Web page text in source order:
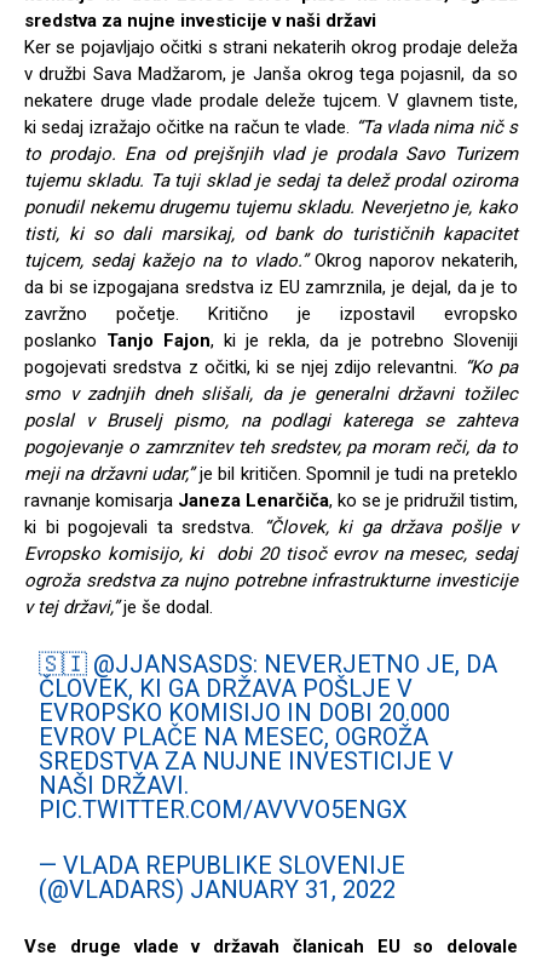
sredstva za nujne investicije v naši državi
Ker se pojavljajo očitki s strani nekaterih okrog prodaje deleža
v družbi Sava Madžarom, je Janša okrog tega pojasnil, da so
nekatere druge vlade prodale deleže tujcem. V glavnem tiste,
ki sedaj izražajo očitke na račun te vlade. “Ta vlada nima nič s
to prodajo. Ena od prejšnjih vlad je prodala Savo Turizem
tujemu skladu. Ta tuji sklad je sedaj ta delež prodal oziroma
ponudil nekemu drugemu tujemu skladu. Neverjetno je, kako
tisti, ki so dali marsikaj, od bank do turističnih kapacitet
tujcem, sedaj kažejo na to vlado.”Okrog naporov nekaterih,
da bi se izpogajana sredstva iz EU zamrznila, je dejal, da je to
zavržno početje. Kritično je izpostavil evropsko
poslanko Tanjo Fajon, ki je rekla, da je potrebno Sloveniji
pogojevati sredstva z očitki, ki se njej zdijo relevantni. “Ko pa
smo v zadnjih dneh slišali, da je generalni državni tožilec
poslal v Bruselj pismo, na podlagi katerega se zahteva
pogojevanje o zamrznitev teh sredstev, pa moram reči, da to
meji na državni udar,”je bil kritičen. Spomnil je tudi na preteklo
ravnanje komisarja Janeza Lenarčiča, ko se je pridružil tistim,
ki bi pogojevali ta sredstva.
“Človek, ki ga država pošlje v
Evropsko komisijo, ki dobi 20 tisoč evrov na mesec, sedaj
ogroža sredstva za nujno potrebne infrastrukturne investicije
v tej državi,”je še dodal.
🇸🇮 @JJANSASDS: NEVERJETNO JE, DA
ČLOVEK, KI GA DRŽAVA POŠLJE V
EVROPSKO KOMISIJO IN DOBI 20.000
EVROV PLAČE NA MESEC, OGROŽA
SREDSTVA ZA NUJNE INVESTICIJE V
NAŠI DRŽAVI.
PIC.TWITTER.COM/AVVVO5ENGX
— VLADA REPUBLIKE SLOVENIJE
(@VLADARS) JANUARY 31, 2022
Vse druge vlade v državah članicah EU so delovale